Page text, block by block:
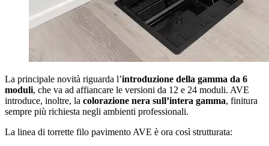
La principale novità riguarda l’introduzione della gamma da 6
moduli, che va ad affiancare le versioni da 12 e 24 moduli. AVE
introduce, inoltre, la colorazione nera sull’intera gamma, finitura
sempre più richiesta negli ambienti professionali.
La linea di torrette filo pavimento AVE è ora così strutturata: